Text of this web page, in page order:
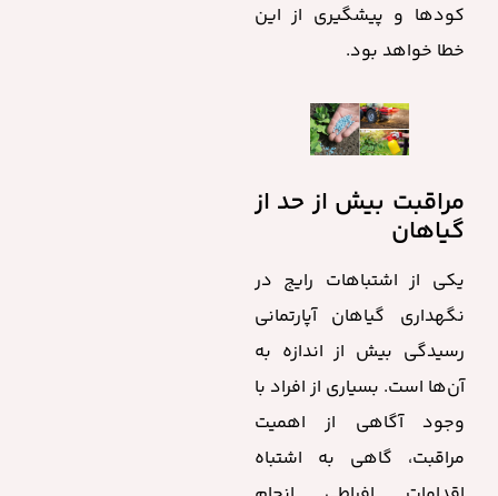
کودها و پیشگیری از این
خطا خواهد بود.
مراقبت بیش از حد از
گیاهان
یکی از اشتباهات رایج در
نگهداری گیاهان آپارتمانی
رسیدگی بیش از اندازه به
آن‌ها است. بسیاری از افراد با
وجود آگاهی از اهمیت
مراقبت، گاهی به اشتباه